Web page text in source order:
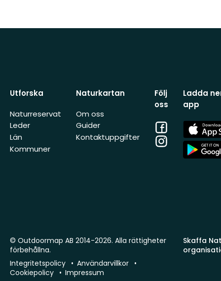
Utforska
Naturreservat
Leder
Län
Kommuner
Naturkartan
Om oss
Guider
Kontaktuppgifter
Följ
oss
Facebook
Instagram
Ladda
app
App
Store
App
Store
Skaffa
© Outdoormap AB 2014-2026. Alla rättigheter
förbehållna.
Integritetspolicy
Användarvillkor
Cookiepolicy
Impressum